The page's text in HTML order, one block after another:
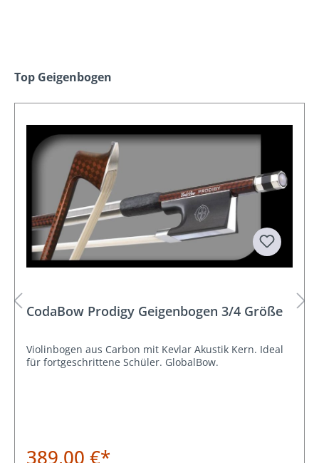
Produktgalerie überspringen
Top Geigenbogen
CodaBow Prodigy Geigenbogen 3/4 Größe
Violinbogen aus Carbon mit Kevlar Akustik Kern. Ideal
für fortgeschrittene Schüler. GlobalBow.
389,00 €*